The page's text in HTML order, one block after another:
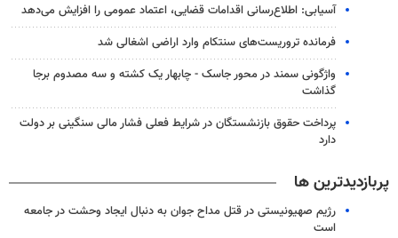
آسیابی: اطلاع‌رسانی اقدامات قضایی، اعتماد عمومی را افزایش می‌دهد
فرمانده تروریست‌های سنتکام وارد اراضی اشغالی شد
واژگونی سمند در محور جاسک - چابهار یک کشته و سه مصدوم برجا
گذاشت
پرداخت حقوق بازنشستگان در شرایط فعلی فشار مالی سنگینی بر دولت
دارد
پربازدیدترین ها
رژیم صهیونیستی در قتل مداح جوان به دنبال ایجاد وحشت در جامعه
است